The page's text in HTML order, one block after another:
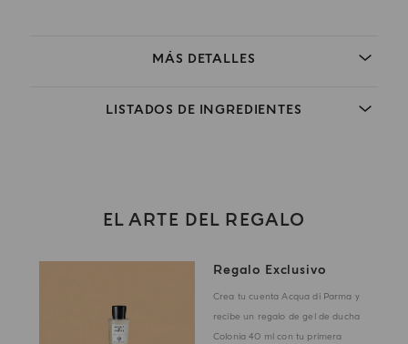
MÁS DETALLES
LISTADOS DE INGREDIENTES
EL ARTE DEL REGALO
Regalo Exclusivo
Crea tu cuenta Acqua di Parma y
recibe un regalo de gel de ducha
Colonia 40 ml con tu primera